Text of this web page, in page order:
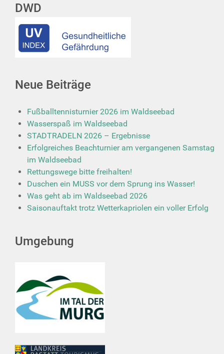
DWD
Neue Beiträge
Fußballtennisturnier 2026 im Waldseebad
Wasserspaß im Waldseebad
STADTRADELN 2026 – Ergebnisse
Erfolgreiches Beachturnier am vergangenen Samstag
im Waldseebad
Rettungswege bitte freihalten!
Duschen ein MUSS vor dem Sprung ins Wasser!
Was geht ab im Waldseebad 2026
Saisonauftakt trotz Wetterkapriolen ein voller Erfolg
Umgebung